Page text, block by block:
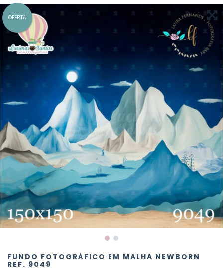
OFERTA
FUNDO FOTOGRÁFICO EM MALHA NEWBORN
REF. 9049